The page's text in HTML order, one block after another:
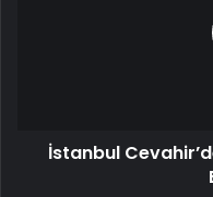
İstanbul